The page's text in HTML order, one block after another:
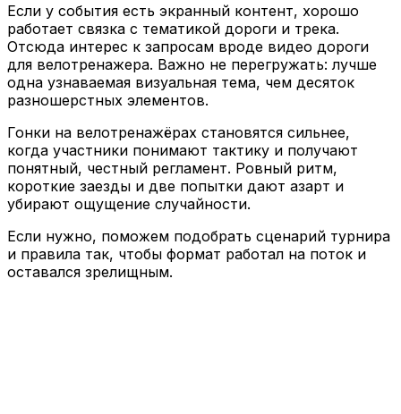
Если у события есть экранный контент, хорошо
работает связка с тематикой дороги и трека.
Отсюда интерес к запросам вроде видео дороги
для велотренажера. Важно не перегружать: лучше
одна узнаваемая визуальная тема, чем десяток
разношерстных элементов.
Гонки на велотренажёрах становятся сильнее,
когда участники понимают тактику и получают
понятный, честный регламент. Ровный ритм,
короткие заезды и две попытки дают азарт и
убирают ощущение случайности.
Если нужно, поможем подобрать сценарий турнира
и правила так, чтобы формат работал на поток и
оставался зрелищным.